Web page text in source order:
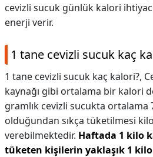
cevizli sucuk günlük kalori
enerji verir.
1 tane cevizli sucuk kaç
1 tane cevizli sucuk kaç kalori?,
kaynağı gibi ortalama bir kalori
gramlık cevizli sucukta ortalama
olduğundan sıkça tüketilmesi
verebilmektedir. Haftada 1 kilo
tüketen kişilerin yaklaşık 1